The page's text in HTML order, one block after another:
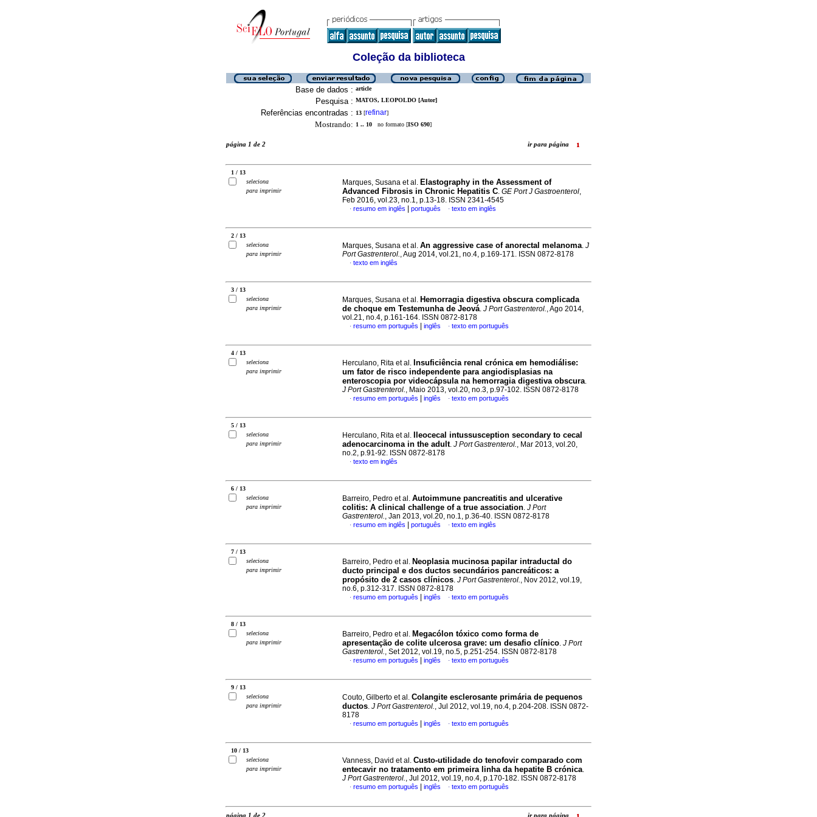
Coleção da biblioteca
Base de dados : article
Pesquisa : MATOS, LEOPOLDO [Autor]
Referências encontradas : 13 [refinar]
Mostrando: 1 .. 10 no formato [ISO 690]
página 1 de 2 ir para página
1 / 13
seleciona
para imprimir
Marques, Susana et al. Elastography in the Assessment of
Advanced Fibrosis in Chronic Hepatitis C. GE Port J Gastroenterol,
Feb 2016, vol.23, no.1, p.13-18. ISSN 2341-4545
· resumo em inglês português · texto em inglês
2 / 13
seleciona
para imprimir
Marques, Susana et al. An aggressive case of anorectal melanoma. J
Port Gastrenterol., Aug 2014, vol.21, no.4, p.169-171. ISSN 0872-8178
· texto em inglês
3 / 13
seleciona
para imprimir
Marques, Susana et al. Hemorragia digestiva obscura complicada
de choque em Testemunha de Jeová. J Port Gastrenterol., Ago 2014,
vol.21, no.4, p.161-164. ISSN 0872-8178
· resumo em português inglês · texto em português
4 / 13
seleciona
para imprimir
Herculano, Rita et al. Insuficiência renal crónica em hemodiálise:
um fator de risco independente para angiodisplasias na
enteroscopia por videocápsula na hemorragia digestiva obscura.
J Port Gastrenterol., Maio 2013, vol.20, no.3, p.97-102. ISSN 0872-8178
· resumo em português inglês · texto em português
5 / 13
seleciona
para imprimir
Herculano, Rita et al.
Ileocecal intussusception secondary to cecal
adenocarcinoma in the adult. J Port Gastrenterol., Mar 2013, vol.20,
no.2, p.91-92. ISSN 0872-8178
· texto em inglês
6 / 13
seleciona
para imprimir
Barreiro, Pedro et al. Autoimmune pancreatitis and ulcerative
colitis: A clinical challenge of a true association. J Port
Gastrenterol., Jan 2013, vol.20, no.1, p.36-40. ISSN 0872-8178
· resumo em inglês português · texto em inglês
7 / 13
seleciona
para imprimir
Barreiro, Pedro et al. Neoplasia mucinosa papilar intraductal do
ducto principal e dos ductos secundários pancreáticos: a
propósito de 2 casos clínicos. J Port Gastrenterol., Nov 2012, vol.19,
no.6, p.312-317. ISSN 0872-8178
· resumo em português inglês · texto em português
8 / 13
seleciona
para imprimir
Barreiro, Pedro et al. Megacólon tóxico como forma de
apresentação de colite ulcerosa grave: um desafio clínico. J Port
Gastrenterol., Set 2012, vol.19, no.5, p.251-254. ISSN 0872-8178
· resumo em português inglês · texto em português
9 / 13
seleciona
para imprimir
Couto, Gilberto et al. Colangite esclerosante primária de pequenos
ductos. J Port Gastrenterol., Jul 2012, vol.19, no.4, p.204-208. ISSN 0872-
8178
· resumo em português inglês · texto em português
10 / 13
seleciona
para imprimir
Vanness, David et al. Custo-utilidade do tenofovir comparado com
entecavir no tratamento em primeira linha da hepatite B crónica.
J Port Gastrenterol., Jul 2012, vol.19, no.4, p.170-182. ISSN 0872-8178
· resumo em português inglês · texto em português
página 1 de 2 ir para página